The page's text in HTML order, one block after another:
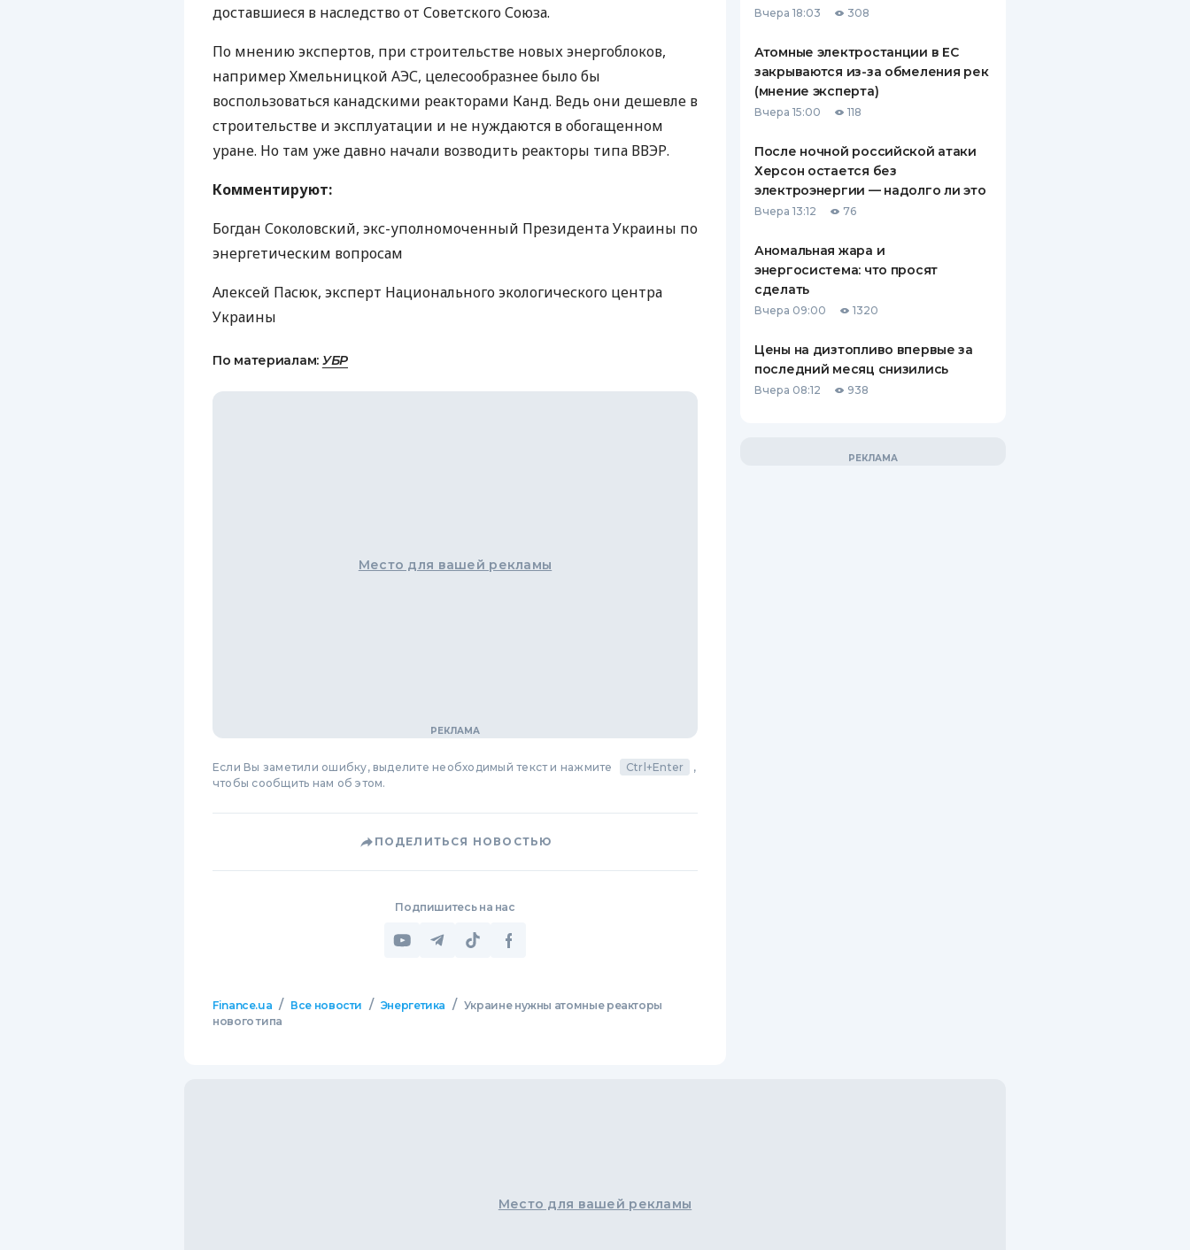
КЕШБЭКА
ПУТЕВОДИТЕЛИ ПО
БАНКОВСКИМ КАРТАМ
ВСЕ СТРАХОВЫЕ ПОЛИСЫ
СТРАХОВЫЕ КОМПАНИИ
ОТЗЫВЫ О СТРАХОВЫХ
КОМПАНИЯХ
доставшиеся в наследство от Советского Союза.
По мнению экспертов, при строительстве новых энергоблоков,
например Хмельницкой АЭС, целесообразнее было бы
воспользоваться канадскими реакторами Канд. Ведь они дешевле в
строительстве и эксплуатации и не нуждаются в обогащенном
уране. Но там уже давно начали возводить реакторы типа ВВЭР.
Комментируют:
Богдан Соколовский, экс-уполномоченный Президента Украины по
энергетическим вопросам
Алексей Пасюк, эксперт Национального экологического центра
Украины
По материалам: УБР
Место для вашей рекламы
Если Вы заметили ошибку, выделите необходимый текст и нажмите Ctrl+Enter
,
чтобы сообщить нам об этом.
ПОДЕЛИТЬСЯ НОВОСТЬЮ
Подпишитесь на нас
Finance.ua / Все новости / Энергетика / Украине нужны атомные реакторы
нового типа
Вчера 18:03 308
Атомные электростанции в ЕС
закрываются из-за обмеления рек
(мнение эксперта)
Вчера 15:00 118
После ночной российской атаки
Херсон остается без
электроэнергии — надолго ли это
Вчера 13:12 76
Аномальная жара и
энергосистема: что просят
сделать
Вчера 09:00 1320
Цены на дизтопливо впервые за
последний месяц снизились
Вчера 08:12 938
Место для вашей рекламы